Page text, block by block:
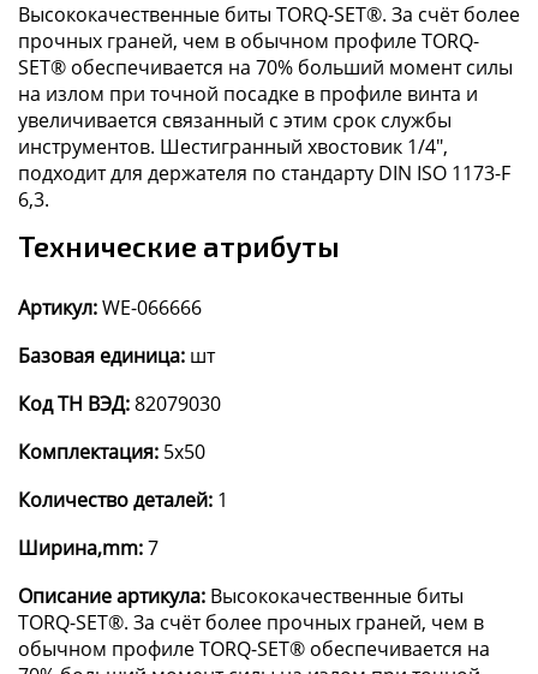
Высококачественные биты TORQ-SET®. За счёт более
прочных граней, чем в обычном профиле TORQ-
SET® обеспечивается на 70% больший момент силы
на излом при точной посадке в профиле винта и
увеличивается связанный с этим срок службы
инструментов. Шестигранный хвостовик 1/4",
подходит для держателя по стандарту DIN ISO 1173-F
6,3.
Технические атрибуты
Артикул:WE-066666
Базовая единица: шт
Код ТН ВЭД:82079030
Комплектация: 5x50
Количество деталей: 1
Ширина,mm:7
Описание артикула: Высококачественные биты
TORQ-SET®. За счёт более прочных граней, чем в
обычном профиле TORQ-SET® обеспечивается на